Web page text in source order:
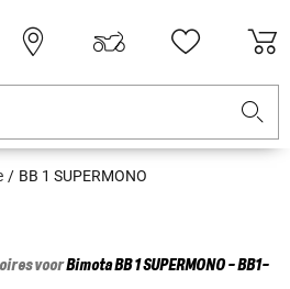
BB 1 SUPERMONO
voorBimotaBB 1 SUPERMONO - BB1-